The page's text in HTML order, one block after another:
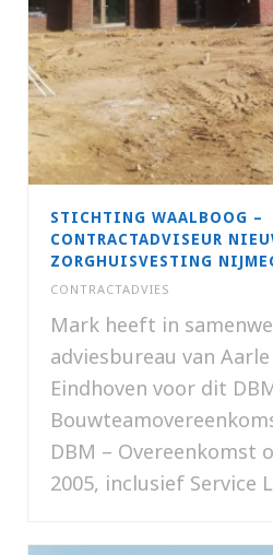
STICHTING WAALBOOG –
CONTRACTADVISEUR
ZORGHUISVESTING
CONTRACTADVIES
Mark heeft in
adviesbureau van
Eindhoven voor dit
DBM – Overeenkomst
2005, inclusief Service